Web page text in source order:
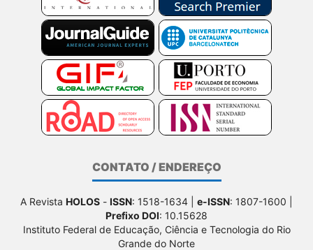
CONTATO / ENDEREÇO
A Revista HOLOS - ISSN: 1518-1634 | e-ISSN: 1807-1600 |
Prefixo DOI: 10.15628
Instituto Federal de Educação, Ciência e Tecnologia do Rio
Grande do Norte